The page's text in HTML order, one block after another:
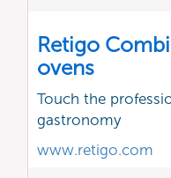
Retigo Combi
ovens
Touch the
gastronomy
www.retigo.com